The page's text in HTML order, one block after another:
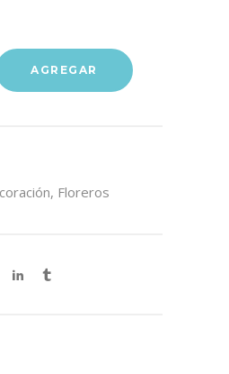
AGREGAR
, Floreros